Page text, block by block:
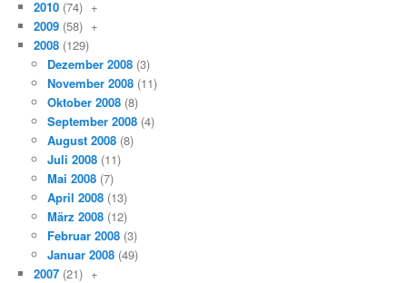
2010 (74) +
2009 (58) +
2008 (129)
Dezember 2008 (3)
November 2008 (11)
Oktober 2008 (8)
September 2008 (4)
August 2008 (8)
Juli 2008 (11)
Mai 2008 (7)
April 2008 (13)
März 2008 (12)
Februar 2008 (3)
Januar 2008 (49)
2007 (21) +